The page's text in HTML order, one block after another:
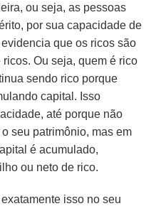
ou seja, as pessoas
por sua capacidade de
que os ricos são
Ou seja, quem é rico
sendo rico porque
capital. Isso
até porque não
seu patrimônio, mas em
é acumulado,
ou neto de rico.
isso no seu